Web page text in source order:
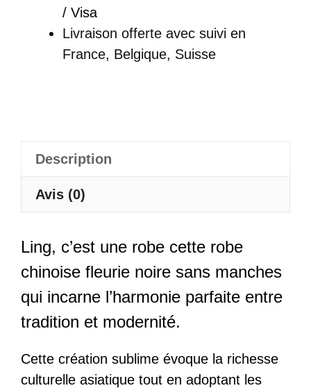
sans
manches
/ Visa
Livraison offerte avec suivi en
France, Belgique, Suisse
Description
Avis (0)
Ling, c’est une robe cette robe
chinoise fleurie noire sans manches
qui incarne l’harmonie parfaite entre
tradition et modernité.
Cette création sublime évoque la richesse
culturelle asiatique tout en adoptant les